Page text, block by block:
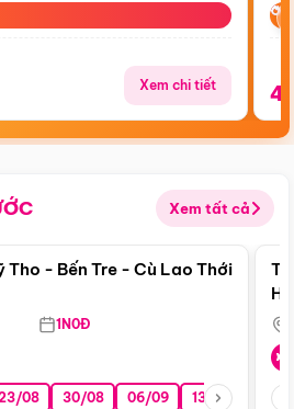
Xem chi tiết
Xem tất cả
Điểm nổi bật
Tho - Bến Tre - Cù Lao Thới
1N0Đ
08 30/08 06/09 13/09 20/09